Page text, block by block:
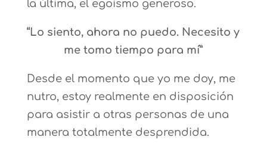
la última, el egoísmo generoso.
“Lo siento, ahora no puedo. Necesito y
me tomo tiempo para mí”
Desde el momento que yo me doy, me
nutro, estoy realmente en disposición
para asistir a otras personas de una
manera totalmente desprendida.